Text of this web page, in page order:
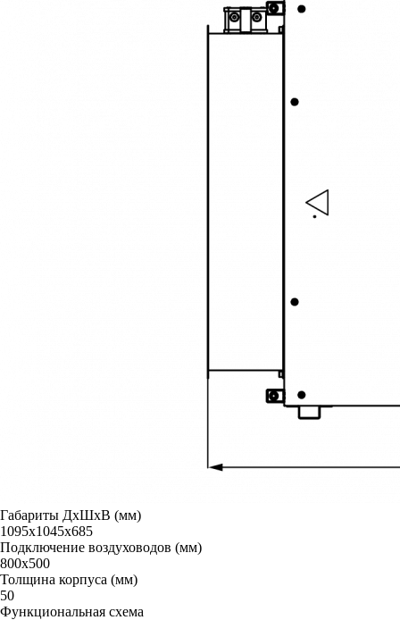
Габариты ДxШxВ (мм)
1095х1045х685
Подключение воздуховодов (мм)
800х500
Толщина корпуса (мм)
50
Функциональная схема